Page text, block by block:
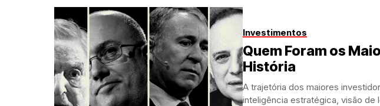
Investimentos
Quem Foram os
História
A trajetória dos maiores
inteligência estratégica, visão de